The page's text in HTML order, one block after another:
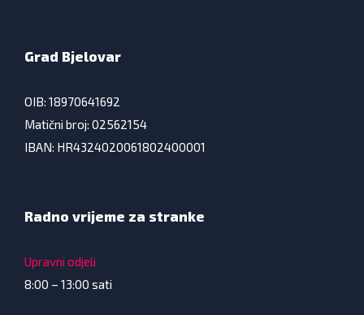
Grad Bjelovar
OIB: 18970641692
Matični broj: 02562154
IBAN: HR4324020061802400001
Radno vrijeme za stranke
Upravni odjeli
8:00 – 13:00 sati